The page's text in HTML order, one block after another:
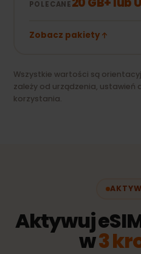
POLECANE
Zobacz pakiety
Wszystkie wartości są
zależy od urządzenia, ustawień
korzystania.
Aktywuj
w3